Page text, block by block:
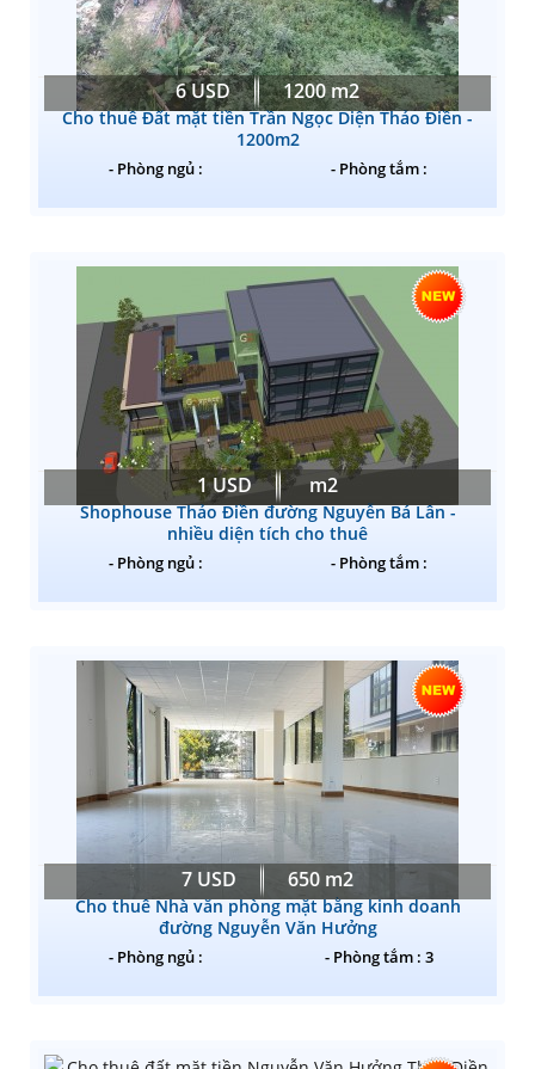
6 USD 1200 m2
Cho thuê Đất mặt tiền Trần Ngọc Diện Thảo Điền -
1200m2
- Phòng ngủ : - Phòng tắm :
1 USD m2
Shophouse Thảo Điền đường Nguyễn Bá Lân -
nhiều diện tích cho thuê
- Phòng ngủ : - Phòng tắm :
7 USD 650 m2
Cho thuê Nhà văn phòng mặt bằng kinh doanh
đường Nguyễn Văn Hưởng
- Phòng ngủ : - Phòng tắm : 3